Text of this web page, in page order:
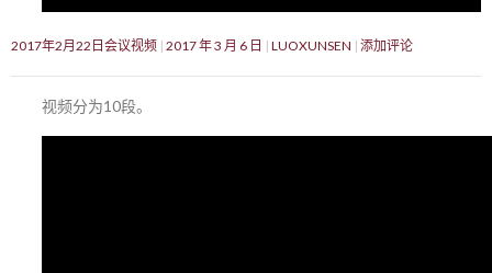
2017年2月22日会议视频 2017 年 3 月 6 日 LUOXUNSEN 添加评论
视频分为10段。